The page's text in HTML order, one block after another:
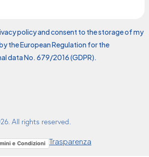
policy and consent to the storage of my
the European Regulation for the
data No. 679/2016 (GDPR).
All rights reserved.
e Condizioni Trasparenza